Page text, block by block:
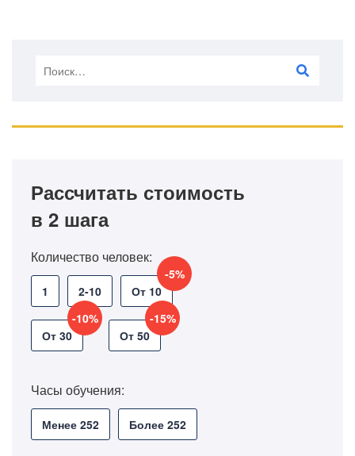
Рассчитать стоимость
в 2 шага
Количество человек:
1 2-10 От 10
-5%
От 30
-10%
От 50
-15%
Часы обучения:
Менее 252 Более 252